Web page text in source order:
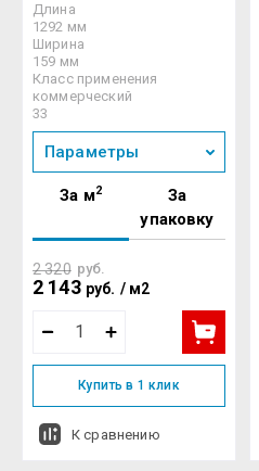
Длина
1292 мм
Ширина
159 мм
Класс применения
коммерческий
33
Параметры
За м2
За
упаковку
2 320 руб.
2 143 руб. / м2
Купить в 1 клик
К сравнению